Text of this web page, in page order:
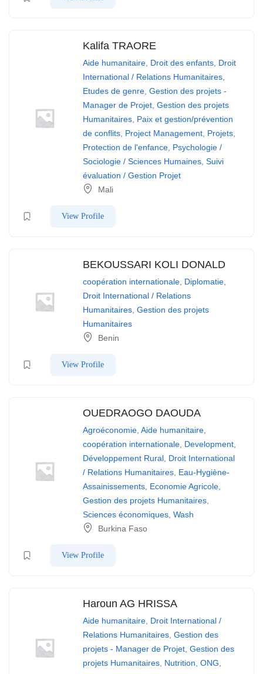
Kalifa TRAORE
Aide humanitaire, Droit des enfants, Droit
International / Relations Humanitaires,
Etudes de genre, Gestion des projets -
Manager de Projet, Gestion des projets
Humanitaires, Paix et gestion/prévention
de conflits, Project Management, Projets,
Protection de l'enfance, Psychologie /
Sociologie / Sciences Humaines, Suivi
évaluation / Gestion Projet
Mali
View Profile
BEKOUSSARI KOLI DONALD
coopération internationale, Diplomatie,
Droit International / Relations
Humanitaires, Gestion des projets
Humanitaires
Benin
View Profile
OUEDRAOGO DAOUDA
Agroéconomie, Aide humanitaire,
coopération internationale, Development,
Développement Rural, Droit International
/ Relations Humanitaires, Eau-Hygiène-
Assainissements, Economie Agricole,
Gestion des projets Humanitaires,
Sciences économiques, Wash
Burkina Faso
View Profile
Haroun AG HRISSA
Aide humanitaire, Droit International /
Relations Humanitaires, Gestion des
projets - Manager de Projet, Gestion des
projets Humanitaires, Nutrition, ONG,